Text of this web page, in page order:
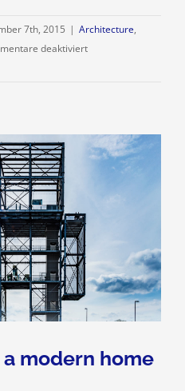
7th, 2015 | Architecture,
deaktiviertfür
Construction
Projects
modern home